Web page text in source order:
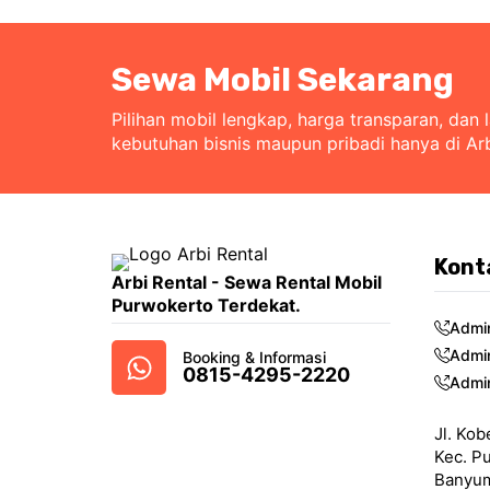
Sewa Mobil Sekarang
Pilihan mobil lengkap, harga transparan, dan
kebutuhan bisnis maupun pribadi hanya di
Arbi Rental - Sewa Rental Mobil
Purwokerto Terdekat.
Booking & Informasi
0815-4295-2220
Jl.
Kec.